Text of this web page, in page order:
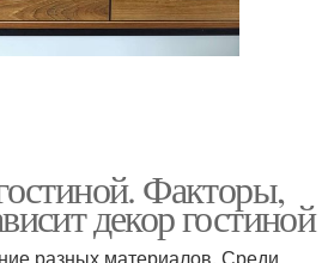
Факторы,
декор гостиной